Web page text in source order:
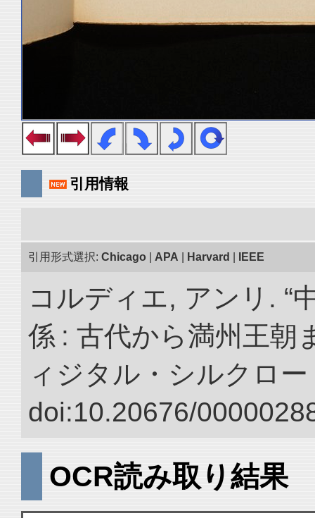
引用情報
引用形式選択: Chicago APA Harvard IEEE
コルディエ, アンリ. “
係 : 古代から満州王朝
ィジタル・シルクロ
doi:10.20676/
OCR読み取り結果